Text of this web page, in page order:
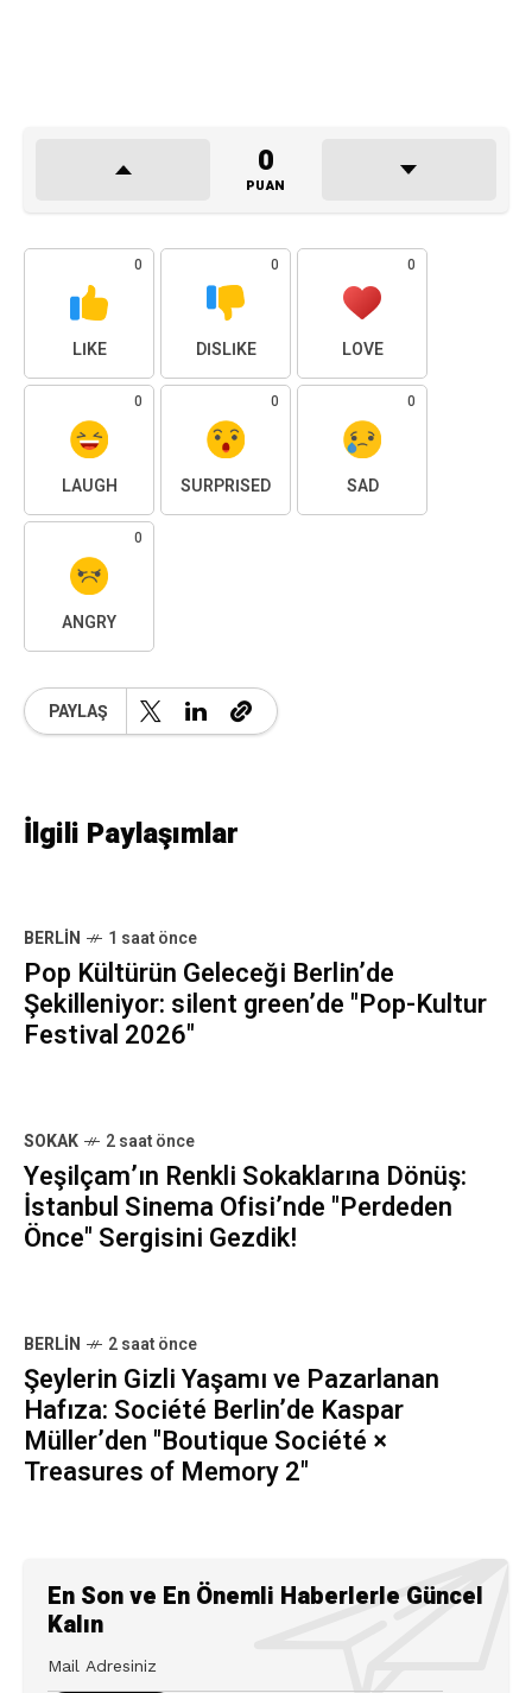
0
PUAN
0
LIKE
0
DISLIKE
0
LOVE
0
LAUGH
0
SURPRISED
0
SAD
0
ANGRY
PAYLAŞ
İlgili Paylaşımlar
BERLIN 1 saat önce
Pop Kültürün Geleceği Berlin’de
Şekilleniyor: silent green’de "Pop-Kultur
Festival 2026"
SOKAK 2 saat önce
Yeşilçam’ın Renkli Sokaklarına Dönüş:
İstanbul Sinema Ofisi’nde "Perdeden
Önce" Sergisini Gezdik!
BERLIN 2 saat önce
Şeylerin Gizli Yaşamı ve Pazarlanan
Hafıza: Société Berlin’de Kaspar
Müller’den "Boutique Société ×
Treasures of Memory 2"
En Son ve En Önemli Haberlerle Güncel
Kalın